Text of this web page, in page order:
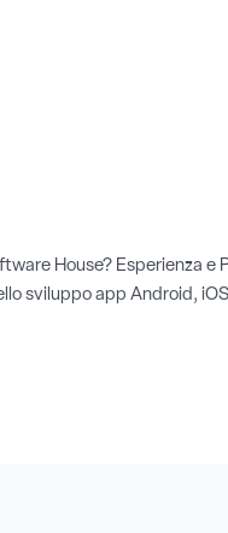
House? Esperienza e
sviluppo app Android,